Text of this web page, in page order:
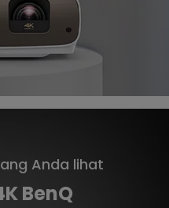
Anda lihat
BenQ